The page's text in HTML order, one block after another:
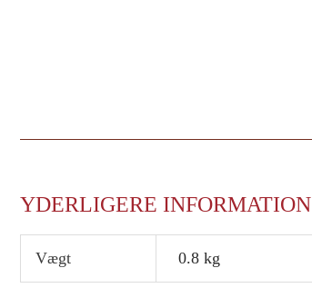
YDERLIGERE INFORMATION
Vægt 0.8 kg